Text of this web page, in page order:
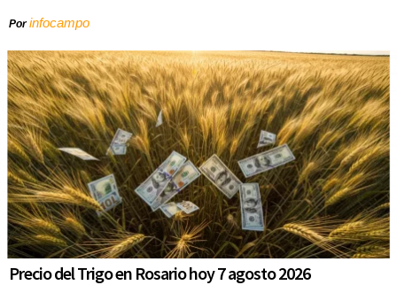
Porinfocampo
Precio del Trigo en Rosario hoy 7 agosto 2026